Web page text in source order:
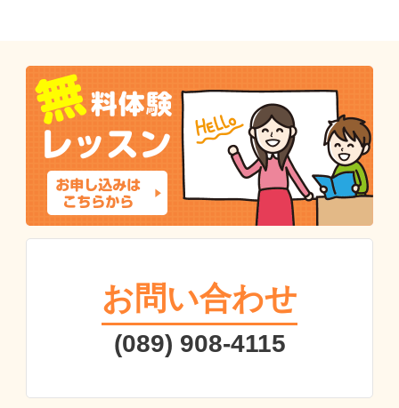
お問い合わせ
(089) 908-4115